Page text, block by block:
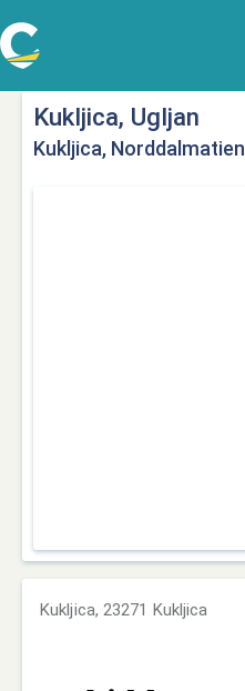
Kukljica, Ugljan
Kukljica, Norddalmatien
Kukljica, 23271 Kukljica